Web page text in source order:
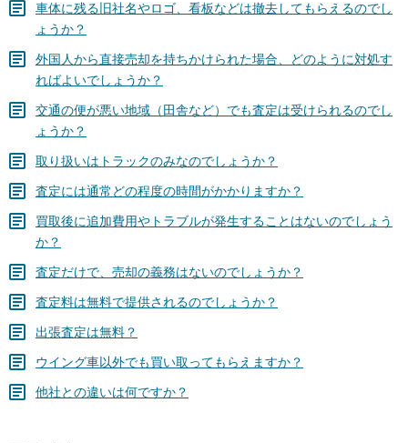
車体に残る旧社名やロゴ、看板などは撤去してもらえるのでし
ょうか？
外国人から直接売却を持ちかけられた場合、どのように対処す
ればよいでしょうか？
交通の便が悪い地域（田舎など）でも査定は受けられるのでし
ょうか？
取り扱いはトラックのみなのでしょうか？
査定には通常どの程度の時間がかかりますか？
買取後に追加費用やトラブルが発生することはないのでしょう
か？
査定だけで、売却の義務はないのでしょうか？
査定料は無料で提供されるのでしょうか？
出張査定は無料？
ウイング車以外でも買い取ってもらえますか？
他社との違いは何ですか？